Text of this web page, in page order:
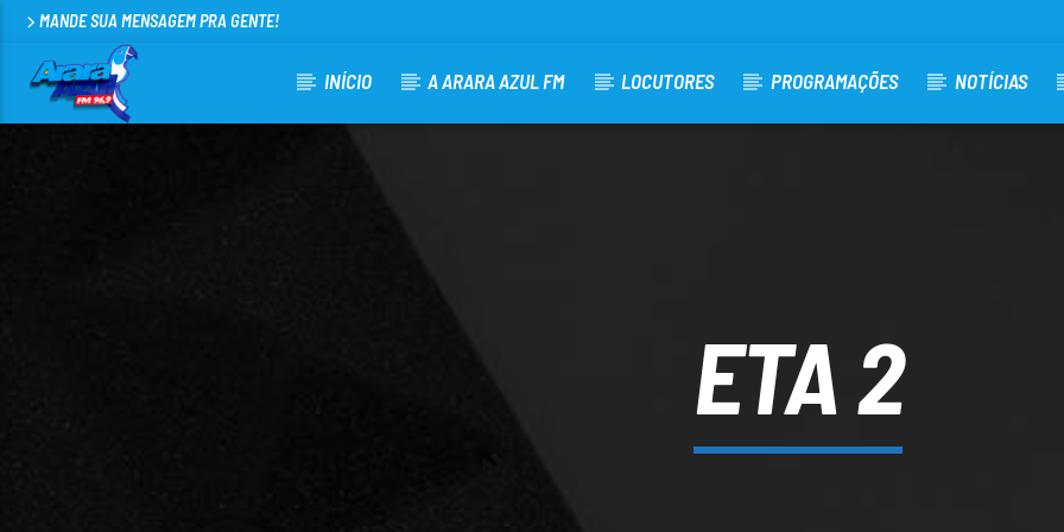
MANDE SUA MENSAGEM PRA GENTE!
INÍCIO A ARARA AZUL FM LOCUTORES PROGRAMAÇÕES NOTÍCIAS
ETA 2